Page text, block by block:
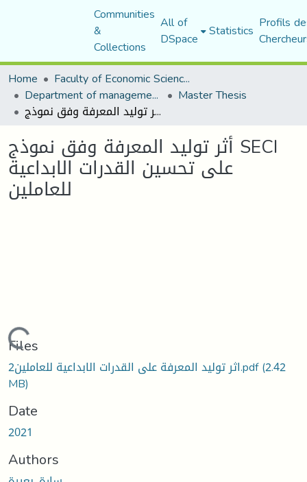
Communities
&
Collections
All of
DSpace Statistics Profils
Home
Faculty of Economic Sciences, Commerce and Management Sciences
Department of management sciences Master Thesis
أثر توليد المعرفة وفق نموذج SECI على تحسين القدرات الابداعية للعاملين
أثر توليد المعرفة وفق نموذج SECI
على تحسين القدرات الابداعية
للعاملين
Loading...
Files
اثر توليد المعرفة على القدرات الابداعية للعاملين2.pdf(2.42
MB)
Date
2021
Authors